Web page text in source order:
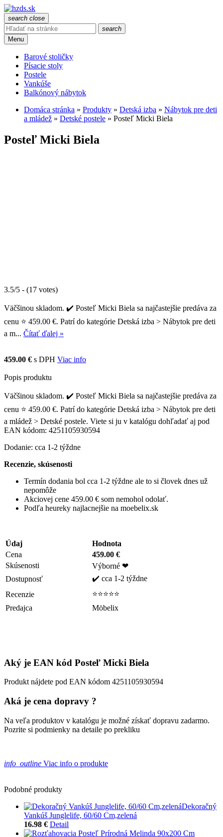
search close
search
Menu
Barové stoličky
Písacie stoly
Postele
Vankúše
Balkónový nábytok
Domáca stránka » Produkty » Detská izba » Nábytok pre deti
a mládež » Detské postele » Posteľ Micki Biela
Posteľ Micki Biela
3.5/5 - (17 votes)
Väčšinou skladom. ✔️ Posteľ Micki Biela sa najčastejšie predáva za
cenu ⭐ 459.00 €. Patrí do kategórie Detská izba > Nábytok pre deti
a m... Čítať ďalej »
459.00 € s DPH Viac info
Popis produktu
Väčšinou skladom. ✔️ Posteľ Micki Biela sa najčastejšie predáva za
cenu ⭐ 459.00 €. Patrí do kategórie Detská izba > Nábytok pre deti
a mládež > Detské postele. Viete si ju v katalógu dohľadať aj pod
EAN kódom: 4251105930594
Dodanie: cca 1-2 týždne
Recenzie, skúsenosti
Termín dodania bol cca 1-2 týždne ale to si človek dnes už
nepomôže
Akciovej cene 459.00 € som nemohol odolať.
Podľa heureky najlacnejšie na moebelix.sk
Údaj
Hodnota
Cena
459.00 €
Skúsenosti
Výborné ❤
Dostupnosť
✔️ cca 1-2 týždne
Recenzie
⭐⭐⭐⭐⭐
Predajca
Möbelix
Aký je EAN kód Posteľ Micki Biela
Produkt nájdete pod EAN kódom 4251105930594
Aká je cena dopravy ?
Na veľa produktov v katalógu je možné získať dopravu zadarmo.
Pozrite si podmienky na detaile po prekliku
info_outline Viac info o produkte
Podobné produkty
Dekoračný
Vankúš Junglelife, 60/60 Cm,zelená
16.98 € Detail